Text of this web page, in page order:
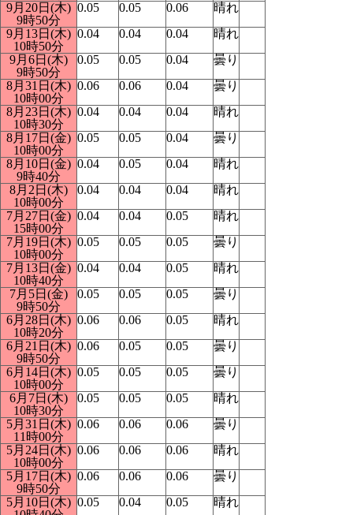
9月20日(木)
9時50分
0.05 0.05 0.06
晴れ
9月13日(木)
10時50分
0.04 0.04 0.04
晴れ
9月6日(木)
9時50分
0.05 0.05 0.04
曇り
8月31日(木)
10時00分
0.06 0.06 0.04
曇り
8月23日(木)
10時30分
0.04 0.04 0.04
晴れ
8月17日(金)
10時00分
0.05 0.05 0.04
曇り
8月10日(金)
9時40分
0.04 0.05 0.04
晴れ
8月2日(木)
10時00分
0.04 0.04 0.04
晴れ
7月27日(金)
15時00分
0.04 0.04 0.05
晴れ
7月19日(木)
10時00分
0.05 0.05 0.05
曇り
7月13日(金)
10時40分
0.04 0.04 0.05
晴れ
7月5日(金)
9時50分
0.05 0.05 0.05
曇り
6月28日(木)
10時20分
0.06 0.06 0.05
晴れ
6月21日(木)
9時50分
0.06 0.05 0.05
曇り
6月14日(木)
10時00分
0.05 0.05 0.05
曇り
6月7日(木)
10時30分
0.05 0.05 0.05
晴れ
5月31日(木)
11時00分
0.06 0.06 0.06
曇り
5月24日(木)
10時00分
0.06 0.06 0.06
晴れ
5月17日(木)
9時50分
0.06 0.06 0.06
曇り
5月10日(木) 0.05 0.04 0.05
晴れ